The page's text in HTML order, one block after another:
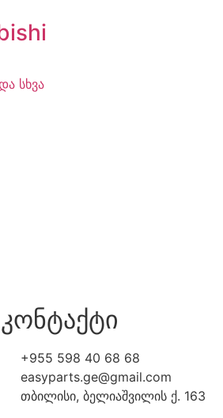
სხვა
კონტაქტი
+955 598 40 68 68
easyparts.ge@gmail.com
თბილისი, ბელიაშვილის ქ. 163